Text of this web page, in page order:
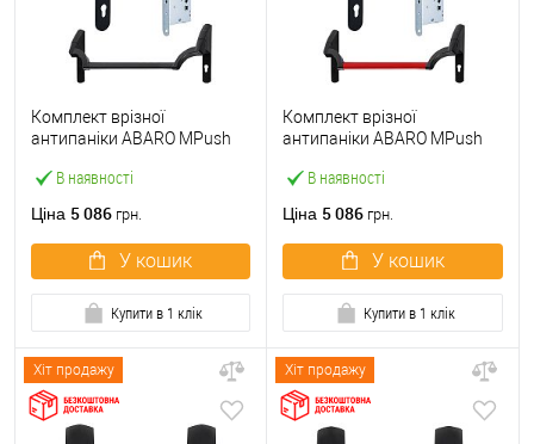
В наявності
Комплект врізної
антипаніки ABARO МPush
чорний із замком та ручкою
Ціна 5 086 грн.
У кошик
Купити в 1 клік
В наявності
Комплект врізної
антипаніки ABARO МPush
червоний із замком та
Ціна 5 086 грн.
У кошик
Купити в 1 клік
Хіт продажу Хіт продажу